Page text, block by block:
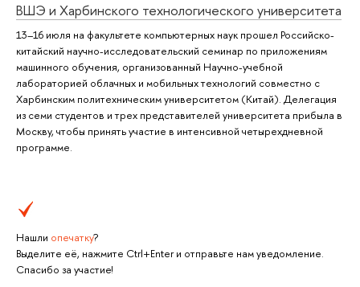
ВШЭ и Харбинского технологического университета
13–16 июля на факультете компьютерных наук прошел Российско-
китайский научно-исследовательский семинар по приложениям
машинного обучения, организованный Научно-учебной
лабораторией облачных и мобильных технологий совместно с
Харбинским политехническим университетом (Китай). Делегация
из семи студентов и трех представителей университета прибыла в
Москву, чтобы принять участие в интенсивной четырехдневной
программе.
Нашли опечатку?
Выделите её, нажмите Ctrl+Enter и отправьте нам уведомление.
Спасибо за участие!